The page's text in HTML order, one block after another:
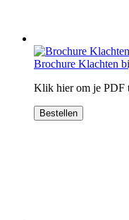
Brochure Klachten
Klik hier om je PDF
Bestellen